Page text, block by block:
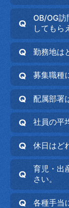
OB/OG
してもら
勤務地は
募集職種
配属部署
社員の平
休日はど
育児・出
さい。
各種手当